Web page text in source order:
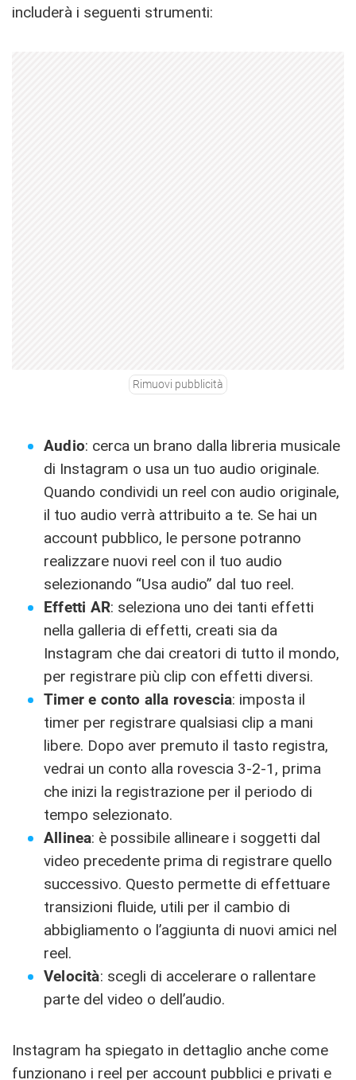
includerà i seguenti strumenti:
Rimuovi pubblicità
Audio: cerca un brano dalla libreria musicale
di Instagram o usa un tuo audio originale.
Quando condividi un reel con audio originale,
il tuo audio verrà attribuito a te. Se hai un
account pubblico, le persone potranno
realizzare nuovi reel con il tuo audio
selezionando “Usa audio” dal tuo reel.
Effetti AR: seleziona uno dei tanti effetti
nella galleria di effetti, creati sia da
Instagram che dai creatori di tutto il mondo,
per registrare più clip con effetti diversi.
Timer e conto alla rovescia: imposta il
timer per registrare qualsiasi clip a mani
libere. Dopo aver premuto il tasto registra,
vedrai un conto alla rovescia 3-2-1, prima
che inizi la registrazione per il periodo di
tempo selezionato.
Allinea: è possibile allineare i soggetti dal
video precedente prima di registrare quello
successivo. Questo permette di effettuare
transizioni fluide, utili per il cambio di
abbigliamento o l’aggiunta di nuovi amici nel
reel.
Velocità: scegli di accelerare o rallentare
parte del video o dell’audio.
Instagram ha spiegato in dettaglio anche come
funzionano i reel per account pubblici e privati e